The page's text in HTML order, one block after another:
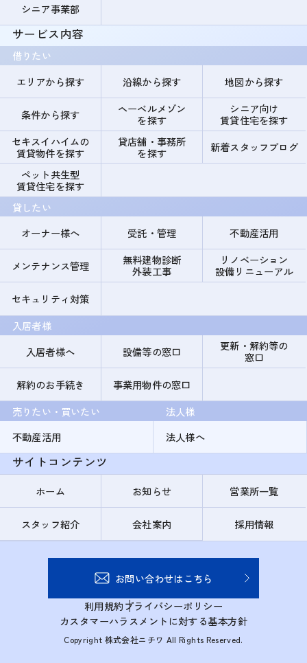
シニア事業部
サービス内容
借りたい
エリアから探す
沿線から探す 地図から探す
条件から探す
ヘーベルメゾン
を探す
シニア向け
賃貸住宅を探す
セキスイハイムの
賃貸物件を探す
貸店舗・事務所
を探す
新着スタッフブログ
ペット共生型
賃貸住宅を探す
貸したい
オーナー様へ
受託・管理 不動産活用
メンテナンス管理
無料建物診断
外装工事
リノベーション
設備リニューアル
セキュリティ対策
入居者様
入居者様へ
設備等の窓口
更新・解約等の
窓口
解約のお手続き
事業用物件の窓口
売りたい・買いたい
不動産活用
法人様
法人様へ
サイトコンテンツ
ホーム お知らせ 営業所一覧
スタッフ紹介 会社案内 採用情報
お問い合わせはこちら
利用規約プライバシーポリシー
カスタマーハラスメントに対する基本方針
Copyright 株式会社ニチワ All Rights Reserved.